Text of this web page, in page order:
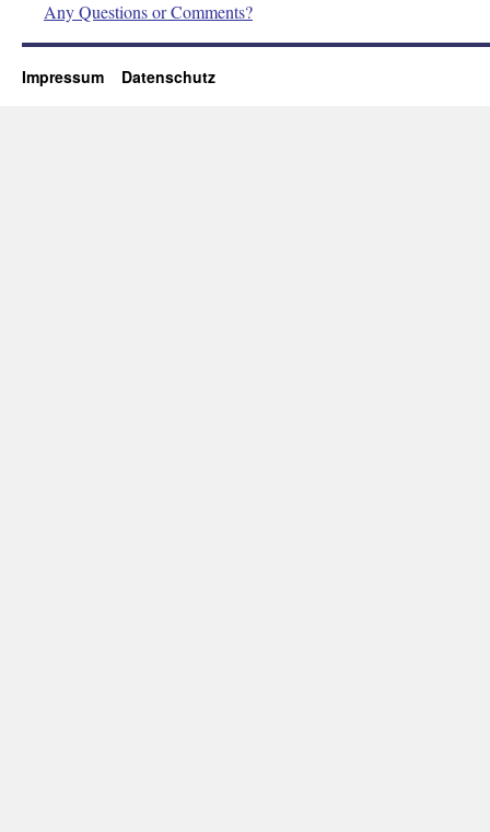
Any Questions or Comments?
Impressum Datenschutz